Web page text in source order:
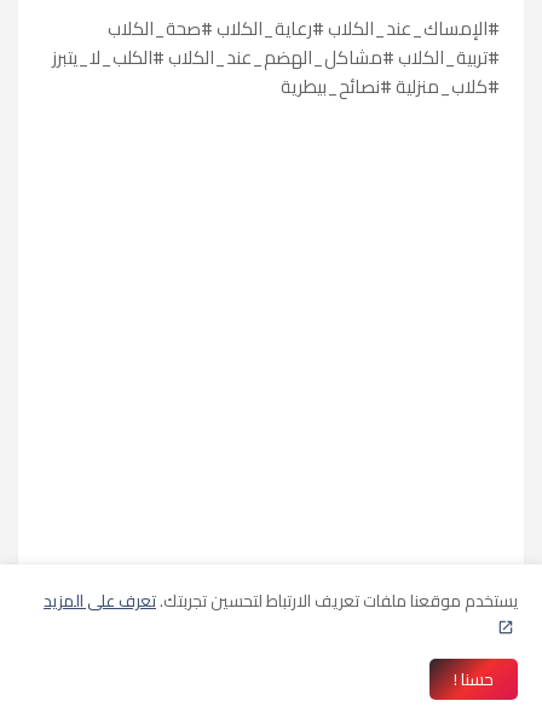
#الإمساك_عند_الكلاب #رعاية_الكلاب #صحة_الكلاب
#تربية_الكلاب #مشاكل_الهضم_عند_الكلاب #الكلب_لا_يتبرز
#كلاب_منزلية #نصائح_بيطرية
يستخدم موقعنا ملفات تعريف الارتباط لتحسين تجربتك.تعرف على المزيد
حسنا !